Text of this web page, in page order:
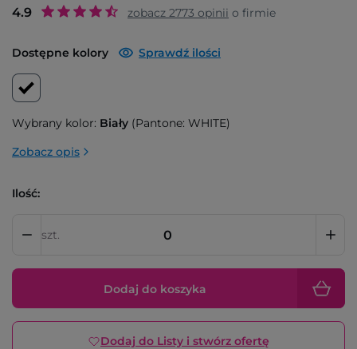
4.9 zobacz 2773 opinii o firmie
Dostępne kolory Sprawdź ilości
Wybrany kolor: Biały (Pantone: WHITE)
Zobacz opis
Ilość:
szt.
Dodaj do koszyka
Dodaj do Listy i stwórz ofertę